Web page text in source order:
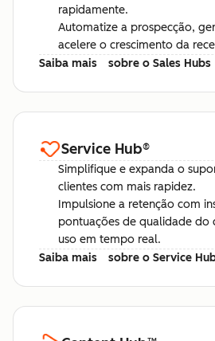
rapidamente.
Automatize a prospecção,
acelere o crescimento da
Saiba mais
sobre o Sales Hubs
Service Hub®
Simplifique e expanda o
clientes com mais rapidez.
Impulsione a retenção com
pontuações de qualidade do
uso em tempo real.
Saiba mais
sobre o Service